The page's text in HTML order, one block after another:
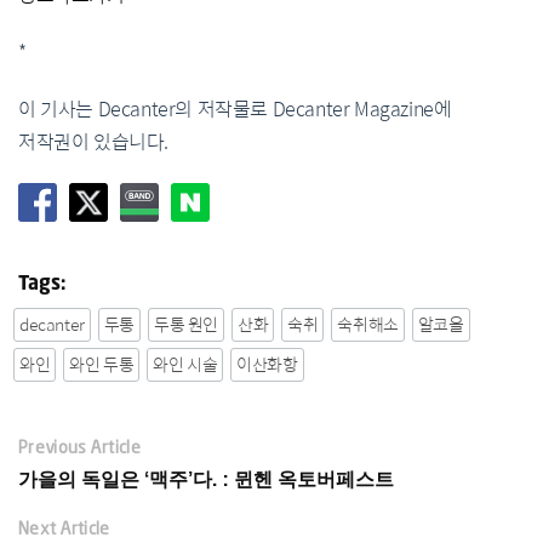
*
이 기사는 Decanter의 저작물로 Decanter Magazine에
저작권이 있습니다.
Tags:
decanter 두통 두통 원인 산화 숙취 숙취해소
알코올
와인
와인 두통 와인 시술 이산화항
Previous Article
가을의 독일은 ‘맥주’다. : 뮌헨 옥토버페스트
Next Article